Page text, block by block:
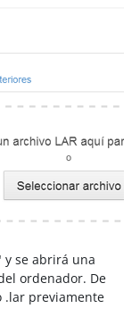
y se abrirá una
ordenador. De
.lar previamente